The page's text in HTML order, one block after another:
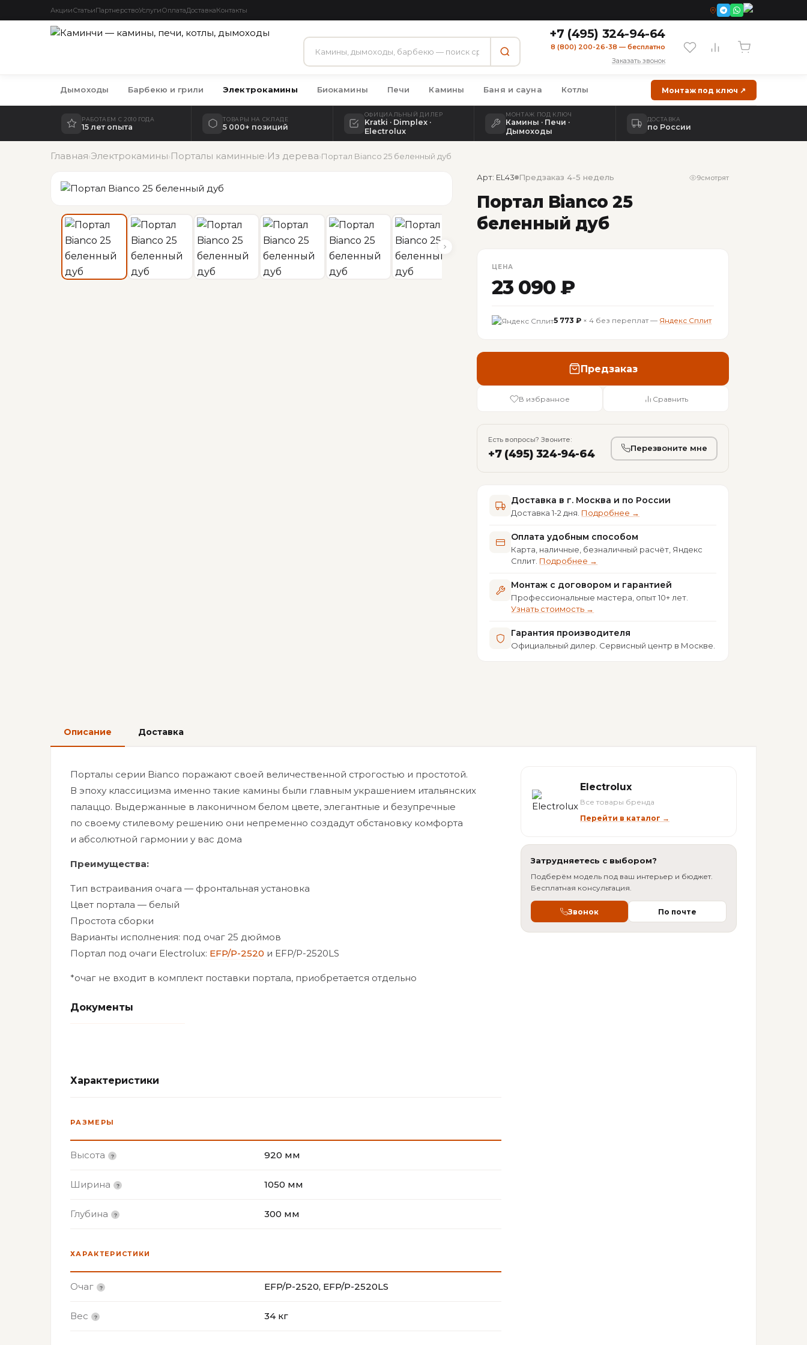
АкцииСтатьиПартнерствоУслугиОплатаДоставкаКонтакты
+7 (495) 324-94-64
8 (800) 200-26-38 — бесплатно
Заказать звонок
Дымоходы Барбекю и грили Электрокамины Биокамины Печи Камины Баня и сауна Котлы Монтаж под ключ ↗
РАБОТАЕМ С 2010 ГОДА
15 лет опыта
ТОВАРЫ НА СКЛАДЕ
5 000+ позиций
ОФИЦИАЛЬНЫЙ ДИЛЕР
Kratki · Dimplex ·
Electrolux
МОНТАЖ ПОД КЛЮЧ
Камины · Печи ·
Дымоходы
ДОСТАВКА
по России
Главная›Электрокамины›Порталы каминные›Из дерева›Портал Bianco 25 беленный дуб
Арт: EL43 Предзаказ 4-5 недель 9смотрят
Портал Bianco 25
беленный дуб
ЦЕНА
23 090 ₽
5 773 ₽ × 4 без переплат — Яндекс Сплит
Предзаказ
В избранное Сравнить
Есть вопросы? Звоните:
+7 (495) 324-94-64 Перезвоните мне
Доставка в г. Москва и по России
Доставка 1-2 дня. Подробнее →
Оплата удобным способом
Карта, наличные, безналичный расчёт, Яндекс
Сплит. Подробнее →
Монтаж с договором и гарантией
Профессиональные мастера, опыт 10+ лет.
Узнать стоимость →
Гарантия производителя
Официальный дилер. Сервисный центр в Москве.
Описание Доставка
Порталы серии Bianco поражают своей величественной строгостью и простотой.
В эпоху классицизма именно такие камины были главным украшением итальянских
палаццо. Выдержанные в лаконичном белом цвете, элегантные и безупречные
по своему стилевому решению они непременно создадут обстановку комфорта
и абсолютной гармонии у вас дома
Преимущества:
Тип встраивания очага — фронтальная установка
Цвет портала — белый
Простота сборки
Варианты исполнения: под очаг 25 дюймов
Портал под очаги Electrolux: EFP/P-2520 и EFP/P-2520LS
*очаг не входит в комплект поставки портала, приобретается отдельно
Документы
Характеристики
РАЗМЕРЫ
Высота 920 мм
Ширина 1050 мм
Глубина 300 мм
ХАРАКТЕРИСТИКИ
Очаг EFP/P-2520, EFP/P-2520LS
Вес 34 кг
Electrolux
Все товары бренда
Перейти в каталог →
Затрудняетесь с выбором?
Подберём модель под ваш интерьер и бюджет.
Бесплатная консультация.
Звонок По почте